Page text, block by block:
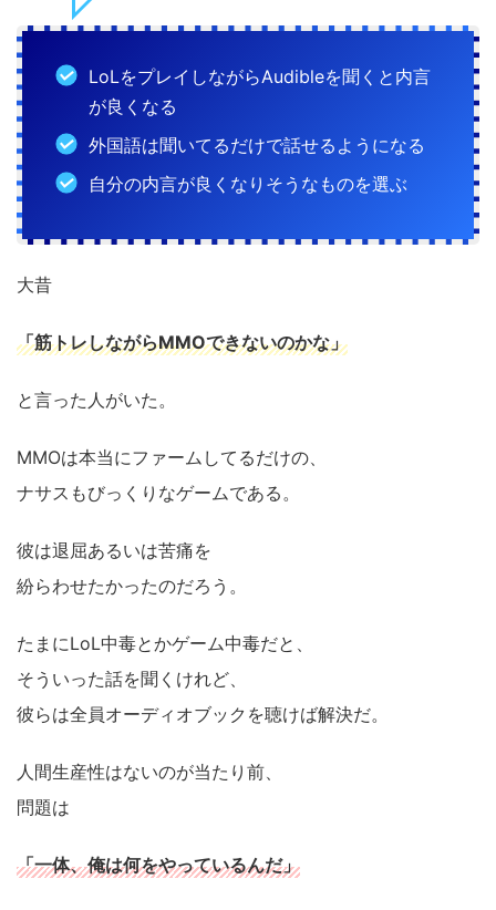
LoLをプレイしながらAudibleを聞くと内言
が良くなる
外国語は聞いてるだけで話せるようになる
自分の内言が良くなりそうなものを選ぶ
大昔
「筋トレしながらMMOできないのかな」
と言った人がいた。
MMOは本当にファームしてるだけの、
ナサスもびっくりなゲームである。
彼は退屈あるいは苦痛を
紛らわせたかったのだろう。
たまにLoL中毒とかゲーム中毒だと、
そういった話を聞くけれど、
彼らは全員オーディオブックを聴けば解決だ。
人間生産性はないのが当たり前、
問題は
「一体、俺は何をやっているんだ」